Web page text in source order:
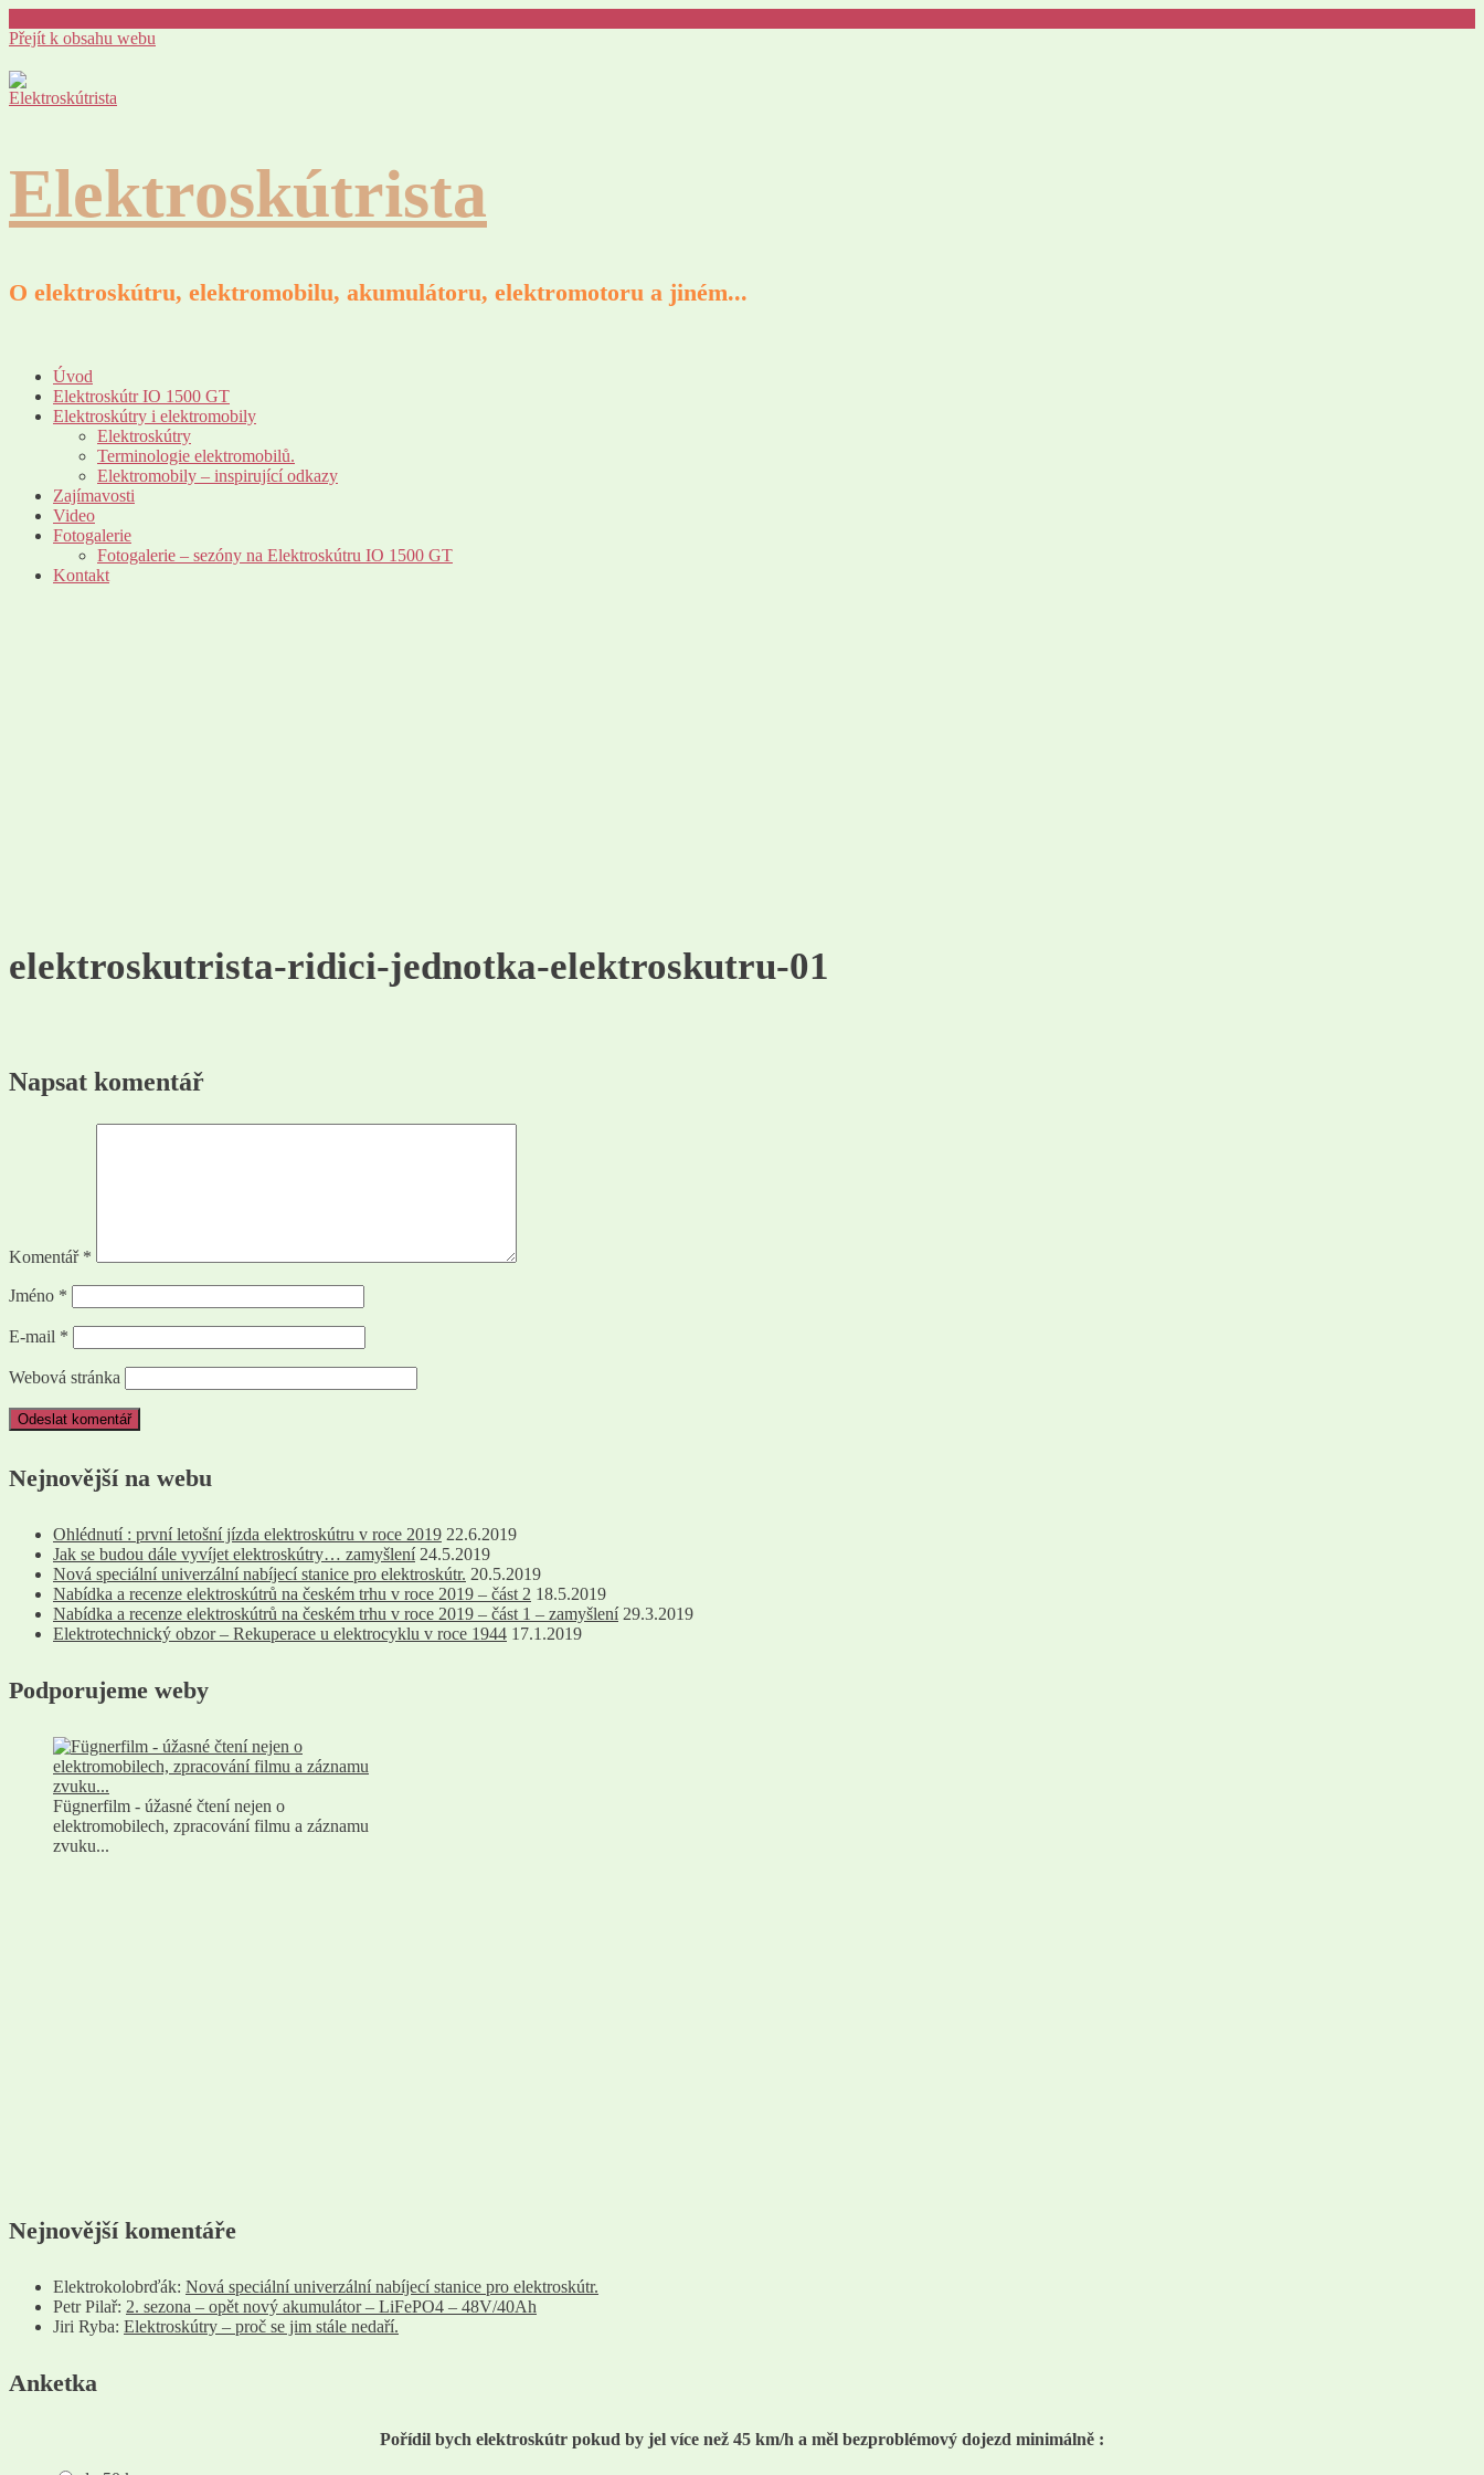
Přejít k obsahu webu
Elektroskútrista
O elektroskútru, elektromobilu, akumulátoru, elektromotoru a jiném...
Úvod
Elektroskútr IO 1500 GT
Elektroskútry i elektromobily
Elektroskútry
Terminologie elektromobilů.
Elektromobily – inspirující odkazy
Zajímavosti
Video
Fotogalerie
Fotogalerie – sezóny na Elektroskútru IO 1500 GT
Kontakt
elektroskutrista-ridici-jednotka-elektroskutru-01
Napsat komentář
Komentář *
Jméno *
E-mail *
Webová stránka
Nejnovější na webu
Ohlédnutí : první letošní jízda elektroskútru v roce 2019 22.6.2019
Jak se budou dále vyvíjet elektroskútry… zamyšlení 24.5.2019
Nová speciální univerzální nabíjecí stanice pro elektroskútr. 20.5.2019
Nabídka a recenze elektroskútrů na českém trhu v roce 2019 – část 2 18.5.2019
Nabídka a recenze elektroskútrů na českém trhu v roce 2019 – část 1 – zamyšlení 29.3.2019
Elektrotechnický obzor – Rekuperace u elektrocyklu v roce 1944 17.1.2019
Podporujeme weby
Fügnerfilm - úžasné čtení nejen o
elektromobilech, zpracování filmu a záznamu
zvuku...
Nejnovější komentáře
Elektrokolobrďák: Nová speciální univerzální nabíjecí stanice pro elektroskútr.
Petr Pilař: 2. sezona – opět nový akumulátor – LiFePO4 – 48V/40Ah
Jiri Ryba: Elektroskútry – proč se jim stále nedaří.
Anketka
Pořídil bych elektroskútr pokud by jel více než 45 km/h a měl bezproblémový dojezd minimálně :